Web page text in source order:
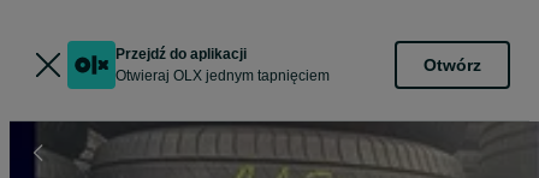
Przejdź do aplikacji
Otwieraj OLX jednym tapnięciem
Otwórz